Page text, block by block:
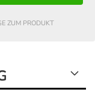
ZUM PRODUKT